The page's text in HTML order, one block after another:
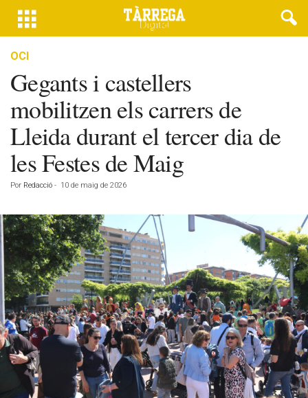
OCI
Gegants i castellers
mobilitzen els carrers de
Lleida durant el tercer dia de
les Festes de Maig
Por Redacció - 10 de maig de 2026